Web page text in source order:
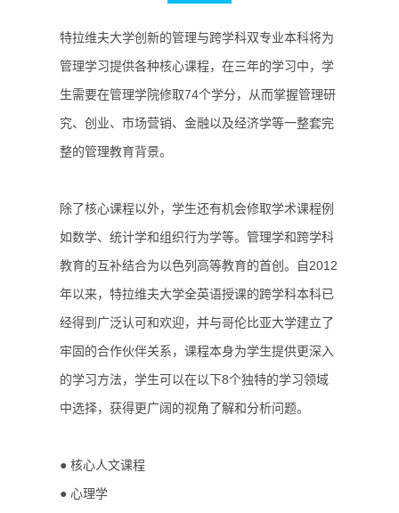
特拉维夫大学创新的管理与跨学科双专业本科将为
管理学习提供各种核心课程，在三年的学习中，学
生需要在管理学院修取74个学分，从而掌握管理研
究、创业、市场营销、金融以及经济学等一整套完
整的管理教育背景。
除了核心课程以外，学生还有机会修取学术课程例
如数学、统计学和组织行为学等。管理学和跨学科
教育的互补结合为以色列高等教育的首创。自2012
年以来，特拉维夫大学全英语授课的跨学科本科已
经得到广泛认可和欢迎，并与哥伦比亚大学建立了
牢固的合作伙伴关系，课程本身为学生提供更深入
的学习方法，学生可以在以下8个独特的学习领域
中选择，获得更广阔的视角了解和分析问题。
● 核心人文课程
● 心理学